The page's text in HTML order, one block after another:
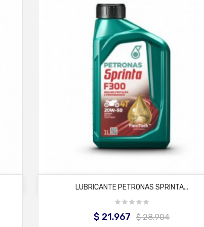
AÑADIR AL CARRITO
LUBRICANTE PETRONAS SPRINTA...
Precio
$ 21.967
Precio
$ 28.904